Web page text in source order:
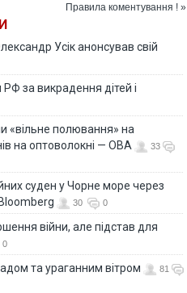
Правила коментування ! »
Усік анонсував свій
за викрадення дітей і
«вільне полювання» на
на оптоволокні — ОВА
33
суден у Чорне море через
30 0
війни, але підстав для
0
та ураганним вітром
81